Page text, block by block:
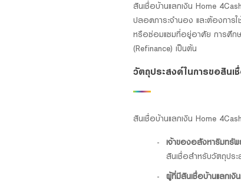
สินเชื่อบ้านแลกเงิน Home
ปลอดภาระจำนอง และต้องการ
หรือซ่อมแซมที่อยู่อาศัย การศึกษ
(Refinance) เป็นต้น
วัตถุประสงค์ในการขอสินเ
สินเชื่อบ้านแลกเงิน Home
เจ้าของอสังหาริมทรั
สินเชื่อสำหรับวัตถุประ
ผู้ที่มีสินเชื่อบ้านแลกเงิ